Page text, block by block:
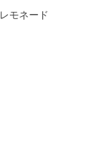
レモネード